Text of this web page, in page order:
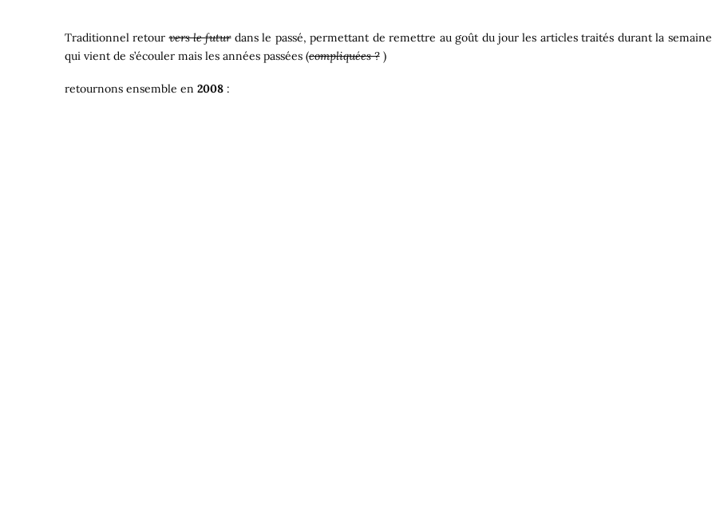
Traditionnel retourvers le futurdans le passé, permettant de remettre au goût du jour les articles traités durant la semaine
qui vient de s’écouler mais les années passées (compliquées ?)
retournons ensemble en 2008: